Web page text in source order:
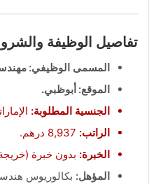
تفاصيل الوظيفة
المسمى الوظيفي:
الموقع: أبوظبي.
الجنسية المطلوبة:
الراتب:
الخبرة: بدون خبرة
المؤهل: بكالوريوس